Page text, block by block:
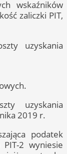
wskaźników
zaliczki PIT,
uzyskania
uzyskania
2019 r.
podatek
2 wyniesie